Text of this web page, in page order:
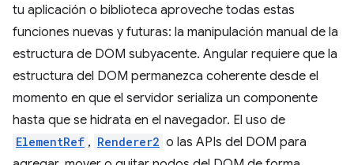
tu aplicación o biblioteca aproveche todas estas
funciones nuevas y futuras: la manipulación manual de la
estructura de DOM subyacente. Angular requiere que la
estructura del DOM permanezca coherente desde el
momento en que el servidor serializa un componente
hasta que se hidrata en el navegador. El uso de
ElementRef , Renderer2 o las APIs del DOM para